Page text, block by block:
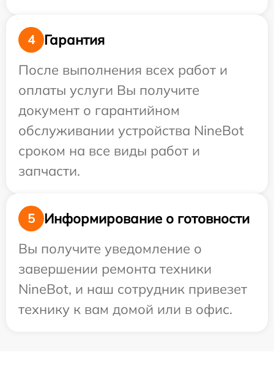
4
Гарантия
После выполнения всех работ и
оплаты услуги Вы получите
документ о гарантийном
обслуживании устройства NineBot
сроком на все виды работ и
запчасти.
5
Информирование о готовности
Вы получите уведомление о
завершении ремонта техники
NineBot, и наш сотрудник привезет
технику к вам домой или в офис.